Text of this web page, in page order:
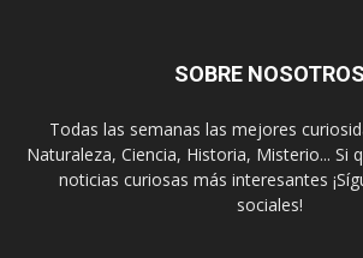
SOBRE NOSOTROS
Todas las semanas las mejores
Naturaleza, Ciencia, Historia, Misterio... Si
noticias curiosas más interesantes
sociales!